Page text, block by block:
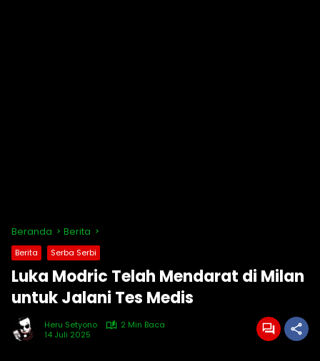
Beranda Berita
Berita Serba Serbi
Luka Modric Telah Mendarat di Milan
untuk Jalani Tes Medis
Heru Setyono
2 Min Baca
14 Juli 2025